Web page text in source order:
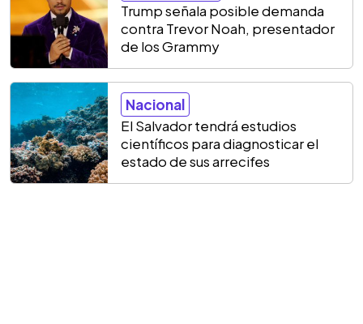
Trump señala posible demanda
contra Trevor Noah, presentador
de los Grammy
Nacional
El Salvador tendrá estudios
científicos para diagnosticar el
estado de sus arrecifes